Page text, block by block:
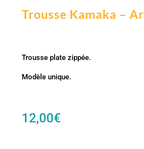
Trousse Kamaka –
Trousse plate zippée.
Modèle unique.
12,00€